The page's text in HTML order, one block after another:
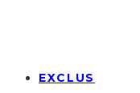
EXCLUS